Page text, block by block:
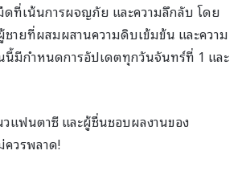
ดที่เน้นการผจญภัย และความลึกลับ โดย
ายที่ผสมผสานความดิบเข้มข้น และความ
นี้มีกำหนดการอัปเดตทุกวันจันทร์ที่ 1 และ
แฟนตาซี และผู้ชื่นชอบผลงานของ
ควรพลาด!